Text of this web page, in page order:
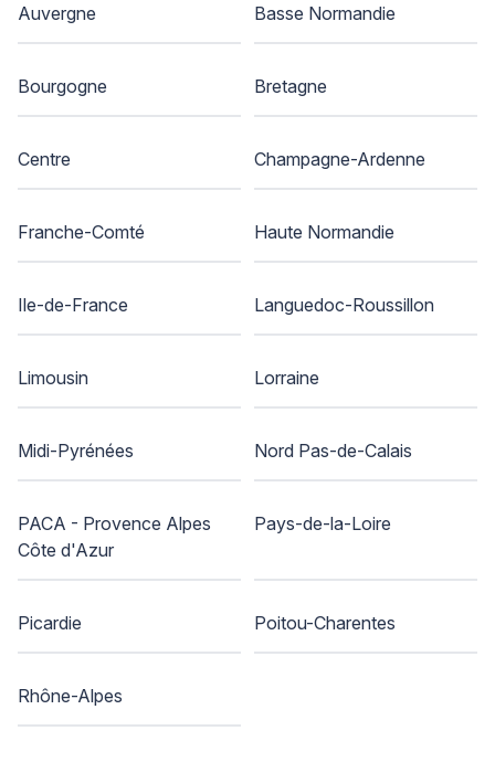
Auvergne Basse Normandie
Bourgogne Bretagne
Centre Champagne-Ardenne
Franche-Comté Haute Normandie
Ile-de-France Languedoc-Roussillon
Limousin Lorraine
Midi-Pyrénées Nord Pas-de-Calais
PACA - Provence Alpes
Côte d'Azur
Pays-de-la-Loire
Picardie Poitou-Charentes
Rhône-Alpes